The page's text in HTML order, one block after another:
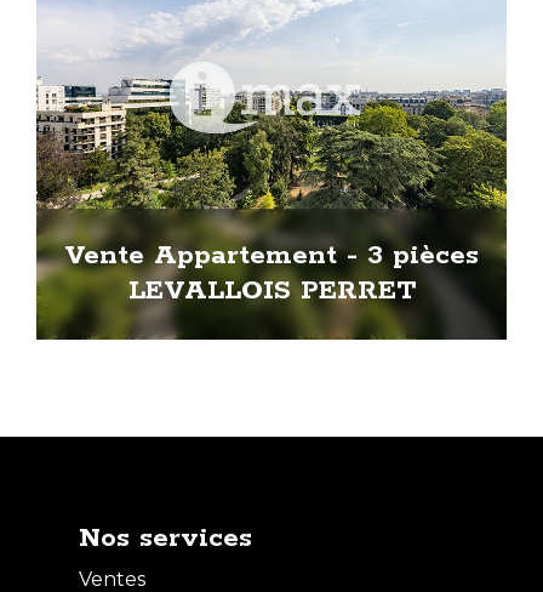
Vente Appartement - 3 pièces
LEVALLOIS PERRET
Nos services
Ventes